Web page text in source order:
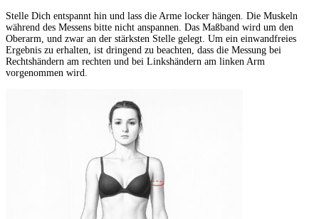
Stelle Dich entspannt hin und lass die Arme locker hängen. Die Muskeln
während des Messens bitte nicht anspannen. Das Maßband wird um den
Oberarm, und zwar an der stärksten Stelle gelegt. Um ein einwandfreies
Ergebnis zu erhalten, ist dringend zu beachten, dass die Messung bei
Rechtshändern am rechten und bei Linkshändern am linken Arm
vorgenommen wird.